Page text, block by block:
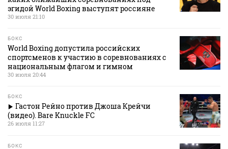
эгидой World Boxing выступят россияне
30 июля 21:10
БОКС
World Boxing допустила российских
спортсменов к участию в соревнованиях с
национальным флагом и гимном
30 июля 20:44
БОКС
Гастон Рейно против Джоша Крейчи
(видео). Bare Knuckle FC
26 июля 11:27
БОКС